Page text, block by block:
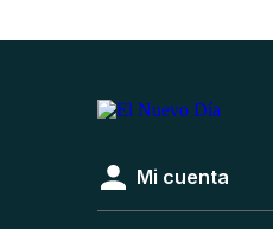
Mi cuenta